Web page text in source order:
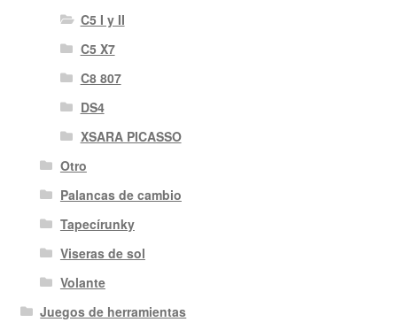
C5 I y II
C5 X7
C8 807
DS4
XSARA PICASSO
Otro
Palancas de cambio
Tapecírunky
Viseras de sol
Volante
Juegos de herramientas